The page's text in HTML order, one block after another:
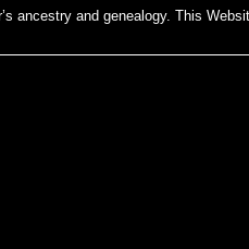
and genealogy. This